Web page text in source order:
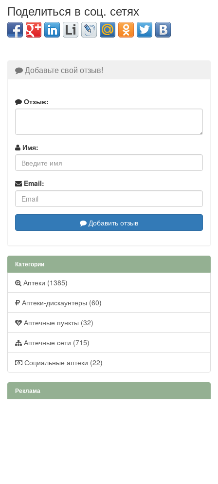
Поделиться в соц. сетях
Добавьте свой отзыв!
Отзыв:
Имя:
Email:
Добавить отзыв
Категории
Аптеки (1385)
Аптеки-дискаунтеры (60)
Аптечные пункты (32)
Аптечные сети (715)
Социальные аптеки (22)
Реклама